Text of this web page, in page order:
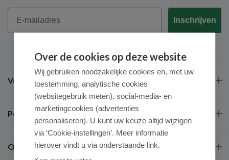
Email
Inschrijven
Veel gestelde vragen
Populaire merken
Over ons
Over de cookies op deze website
Wij gebruiken noodzakelijke cookies en, met uw
toestemming, analytische cookies
(websitegebruik meten), social-media- en
marketingcookies (advertenties
personaliseren). U kunt uw keuze altijd wijzigen
via ‘Cookie-instellingen’. Meer informatie
hierover vindt u via onderstaande link.